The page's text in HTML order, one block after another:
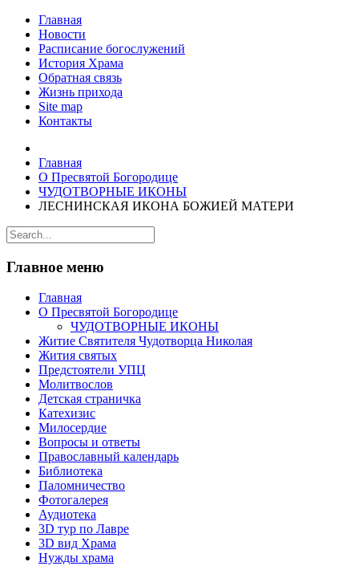
Главная
Новости
Расписание богослужений
История Храма
Обратная связь
Жизнь прихода
Site map
Контакты
Главная
О Пресвятой Богородице
ЧУДОТВОРНЫЕ ИКОНЫ
ЛЕСНИНСКАЯ ИКОНА БОЖИЕЙ МАТЕРИ
Главное меню
Главная
О Пресвятой Богородице
ЧУДОТВОРНЫЕ ИКОНЫ
Житие Святителя Чудотворца Николая
Жития святых
Предстоятели УПЦ
Молитвослов
Детская страничка
Катехизис
Милосердие
Вопросы и ответы
Православный календарь
Библиотека
Паломничество
Фотогалерея
Аудиотека
3D тур по Лавре
3D вид Храма
Нужды храма